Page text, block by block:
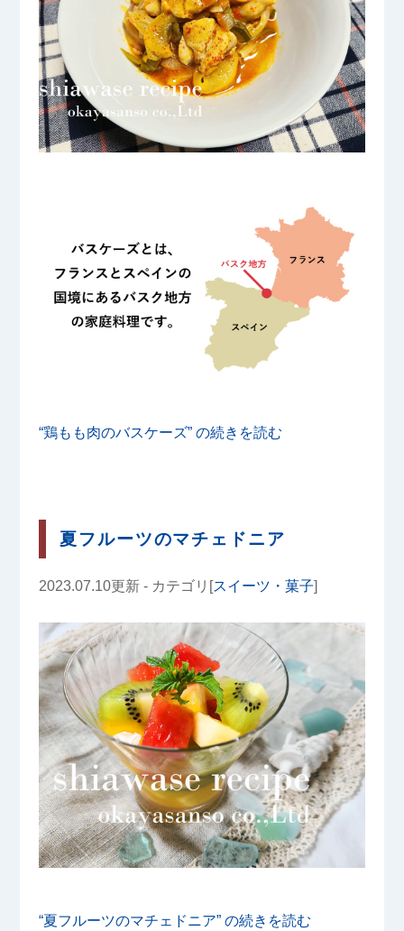
“鶏もも肉のバスケーズ” の続きを読む
夏フルーツのマチェドニア
2023.07.10更新 - カテゴリ[スイーツ・菓子]
“夏フルーツのマチェドニア” の続きを読む